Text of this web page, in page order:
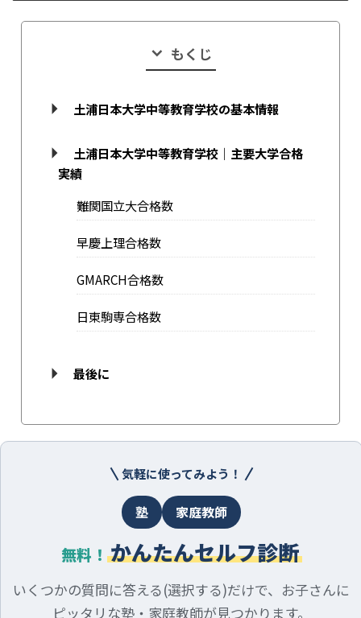
もくじ
土浦日本大学中等教育学校の基本情報
土浦日本大学中等教育学校｜主要大学合格
実績
難関国立大合格数
早慶上理合格数
GMARCH合格数
日東駒専合格数
最後に
気軽に使ってみよう！
塾 家庭教師
無料！ かんたんセルフ診断
いくつかの質問に答える(選択する)だけで、お子さんに
ピッタリな塾・家庭教師が見つかります。